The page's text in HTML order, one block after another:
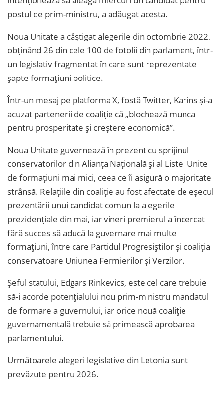
postul de prim-ministru, a adăugat acesta.
Noua Unitate a câştigat alegerile din octombrie 2022,
obţinând 26 din cele 100 de fotolii din parlament, într-
un legislativ fragmentat în care sunt reprezentate
şapte formaţiuni politice.
Într-un mesaj pe platforma X, fostă Twitter, Karins şi-a
acuzat partenerii de coaliţie că „blochează munca
pentru prosperitate şi creştere economică”.
Noua Unitate guvernează în prezent cu sprijinul
conservatorilor din Alianţa Naţională şi al Listei Unite
de formaţiuni mai mici, ceea ce îi asigură o majoritate
strânsă. Relaţiile din coaliţie au fost afectate de eşecul
prezentării unui candidat comun la alegerile
prezidenţiale din mai, iar vineri premierul a încercat
fără succes să aducă la guvernare mai multe
formaţiuni, între care Partidul Progresiştilor şi coaliţia
conservatoare Uniunea Fermierilor şi Verzilor.
Şeful statului, Edgars Rinkevics, este cel care trebuie
să-i acorde potenţialului nou prim-ministru mandatul
de formare a guvernului, iar orice nouă coaliţie
guvernamentală trebuie să primească aprobarea
parlamentului.
Următoarele alegeri legislative din Letonia sunt
prevăzute pentru 2026.